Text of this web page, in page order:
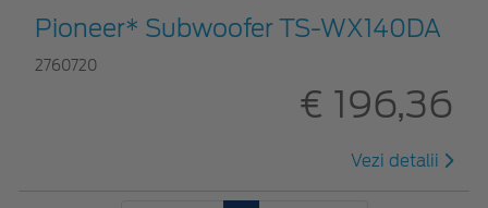
Pioneer* Subwoofer TS-WX140DA
2760720
€ 196,36
Vezi detalii